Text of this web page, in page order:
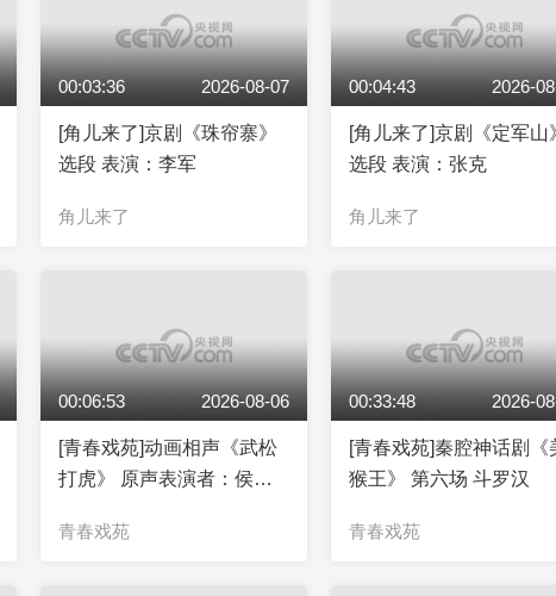
00:03:36 2026-08-07
[角儿来了]京剧《珠帘寨》
选段 表演：李军
角儿来了
00:04:43 2026-
[角儿来了]京剧《定军山
选段 表演：张克
角儿来了
00:06:53 2026-08-06
[青春戏苑]动画相声《武松
打虎》 原声表演者：侯宝
青春戏苑
00:33:48 2026-
[青春戏苑]秦腔神话剧《
猴王》 第六场 斗罗汉
青春戏苑